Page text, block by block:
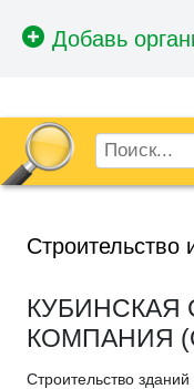
Строительство
КУБИНСКАЯ
КОМПАНИЯ
Строительство